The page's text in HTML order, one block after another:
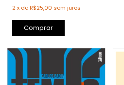
2x deR$25,00 sem juros
Comprar